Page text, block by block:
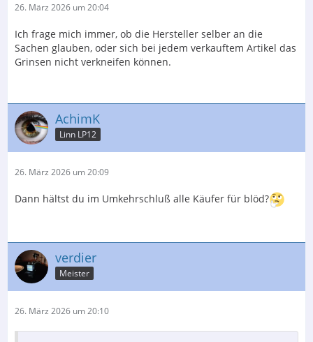
26. März 2026 um 20:04
Ich frage mich immer, ob die Hersteller selber an die
Sachen glauben, oder sich bei jedem verkauftem Artikel das
Grinsen nicht verkneifen können.
AchimK
Linn LP12
26. März 2026 um 20:09
Dann hältst du im Umkehrschluß alle Käufer für blöd?
verdier
Meister
26. März 2026 um 20:10